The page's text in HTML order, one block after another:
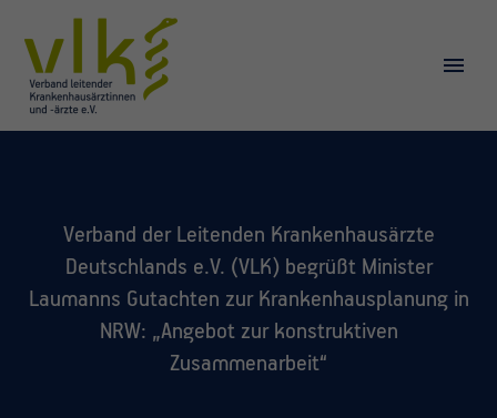
Verband der Leitenden Krankenhausärzte
Deutschlands e.V. (VLK) begrüßt Minister
Laumanns Gutachten zur Krankenhausplanung in
NRW: „Angebot zur konstruktiven
Zusammenarbeit“